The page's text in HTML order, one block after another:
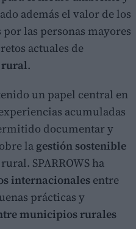
además el valor de los
las personas mayores
actuales de
.
un papel central en
acumuladas
documentar y
la gestión sostenible
SPARROWS ha
internacionales entre
prácticas y
municipios rurales